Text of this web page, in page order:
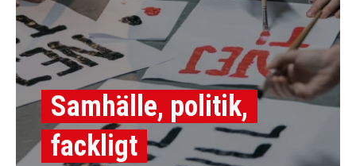
Samhälle, politik,
fackligt